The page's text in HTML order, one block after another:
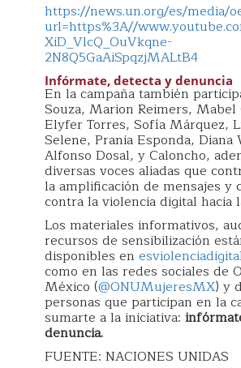
https://news.un.org/es/media/
url=https%3A//
XiD_VlcQ_OuVkqne-
2N8Q5GaAiSpqzjMALtB4
Infórmate, detecta y denuncia
En la campaña también
Souza, Marion Reimers, Mabel
Elyfer Torres, Sofía Márquez,
Selene, Prania Esponda, Diana
Alfonso Dosal, y Caloncho,
diversas voces aliadas que
la amplificación de mensajes y
contra la violencia digital hacia
Los materiales informativos,
recursos de sensibilización
disponibles en
como en las redes sociales de
México (@ONUMujeresMX) y
personas que participan en la
sumarte a la iniciativa:
denuncia.
FUENTE: NACIONES UNIDAS